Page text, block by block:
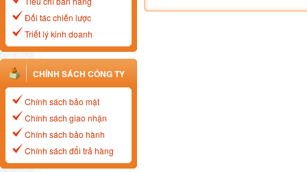
Đối tác chiến lược
Triết lý kinh doanh
CHÍNH SÁCH CÔNG TY
Chính sách bảo mật
Chính sách giao nhận
Chính sách bảo hành
Chính sách đổi trả hàng